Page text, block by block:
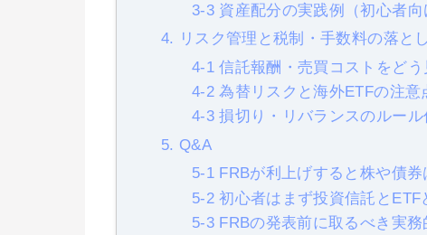
3-3 資産配分の実践例（初心者向
4. リスク管理と税制・手数料の落と
4-1 信託報酬・売買コストをどう
4-2 為替リスクと海外ETFの注意
4-3 損切り・リバランスのルール
5. Q&A
5-1 FRBが利上げすると株や債券
5-2 初心者はまず投資信託とETF
5-3 FRBの発表前に取るべき実務